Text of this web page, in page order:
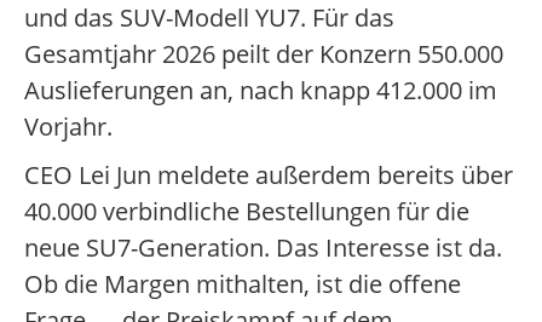
und das SUV-Modell YU7. Für das
Gesamtjahr 2026 peilt der Konzern 550.000
Auslieferungen an, nach knapp 412.000 im
Vorjahr.
CEO Lei Jun meldete außerdem bereits über
40.000 verbindliche Bestellungen für die
neue SU7-Generation. Das Interesse ist da.
Ob die Margen mithalten, ist die offene